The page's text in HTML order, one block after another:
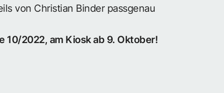
von Christian Binder passgenau
10/2022, am Kiosk ab 9. Oktober!